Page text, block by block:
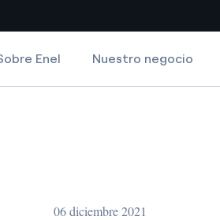
Enel Nuestro negocio
se necesita energía
06 diciembre 2021